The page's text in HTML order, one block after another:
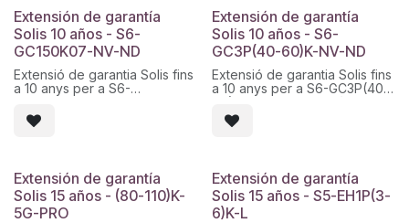
Warranty - 10.
Extensión de garantía
Solis 10 años - S6-
GC150K07-NV-ND
Extensió de garantia Solis fins
a 10 anys per a S6-
tècnic d´ampliació de
cobertura oficial i activació
ND - 10.
Extensión de garantía
Solis 10 años - S6-
GC3P(40-60)K-NV-ND
Extensió de garantia Solis fins
a 10 anys per a S6-GC3P(40-
60)K-NV-ND. Servei tècnic d
´ampliació de cobertura
oficial i activació digital. Codi
Extensión de garantía
Solis 15 años - (80-110)K-
5G-PRO
Extensión de garantía
Solis 15 años - S5-EH1P(3-
6)K-L